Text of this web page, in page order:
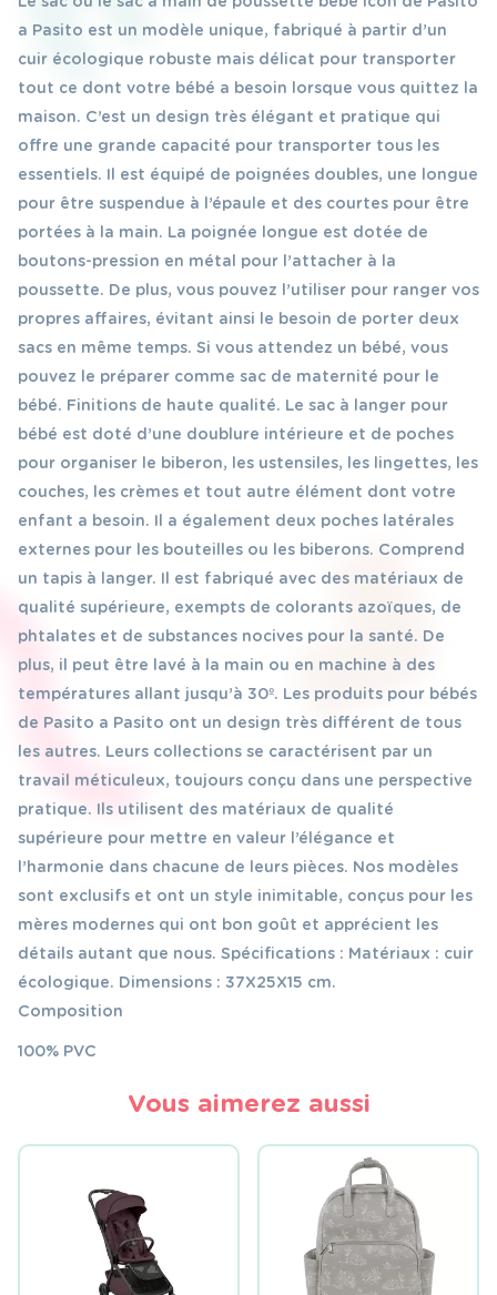
a Pasito est un modèle unique, fabriqué à partir d’un
cuir écologique robuste mais délicat pour transporter
tout ce dont votre bébé a besoin lorsque vous quittez la
maison. C’est un design très élégant et pratique qui
offre une grande capacité pour transporter tous les
essentiels. Il est équipé de poignées doubles, une longue
pour être suspendue à l’épaule et des courtes pour être
portées à la main. La poignée longue est dotée de
boutons-pression en métal pour l’attacher à la
poussette. De plus, vous pouvez l’utiliser pour ranger vos
propres affaires, évitant ainsi le besoin de porter deux
sacs en même temps. Si vous attendez un bébé, vous
pouvez le préparer comme sac de maternité pour le
bébé. Finitions de haute qualité. Le sac à langer pour
bébé est doté d’une doublure intérieure et de poches
pour organiser le biberon, les ustensiles, les lingettes, les
couches, les crèmes et tout autre élément dont votre
enfant a besoin. Il a également deux poches latérales
externes pour les bouteilles ou les biberons. Comprend
un tapis à langer. Il est fabriqué avec des matériaux de
qualité supérieure, exempts de colorants azoïques, de
phtalates et de substances nocives pour la santé. De
plus, il peut être lavé à la main ou en machine à des
températures allant jusqu’à 30º. Les produits pour bébés
de Pasito a Pasito ont un design très différent de tous
les autres. Leurs collections se caractérisent par un
travail méticuleux, toujours conçu dans une perspective
pratique. Ils utilisent des matériaux de qualité
supérieure pour mettre en valeur l’élégance et
l’harmonie dans chacune de leurs pièces. Nos modèles
sont exclusifs et ont un style inimitable, conçus pour les
mères modernes qui ont bon goût et apprécient les
détails autant que nous. Spécifications : Matériaux : cuir
écologique. Dimensions : 37X25X15 cm.
Composition
100% PVC
Vous aimerez aussi